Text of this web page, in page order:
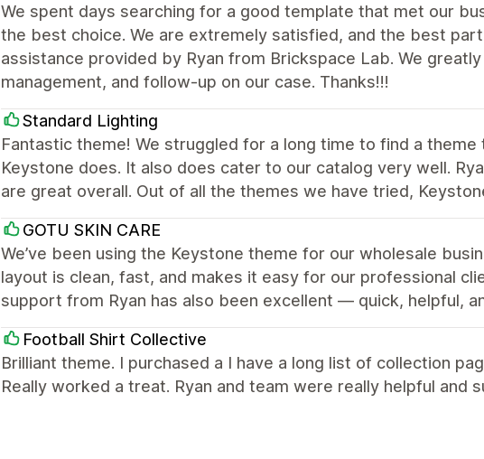
We spent days searching for a good template that met our
the best choice. We are extremely satisfied, and the best
assistance provided by Ryan from Brickspace Lab. We
management, and follow-up on our case. Thanks!!!
Standard Lighting
Fantastic theme! We struggled for a long time to find a
Keystone does. It also does cater to our catalog very well.
are great overall. Out of all the themes we have tried,
GOTU SKIN CARE
We’ve been using the Keystone theme for our wholesale
layout is clean, fast, and makes it easy for our professional
support from Ryan has also been excellent — quick, helpful,
Football Shirt Collective
Brilliant theme. I purchased a I have a long list of collection
Really worked a treat. Ryan and team were really helpful and